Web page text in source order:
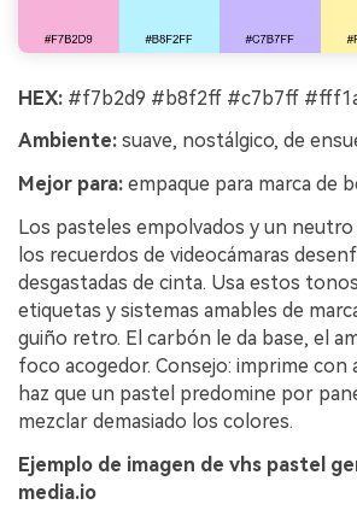
HEX: #f7b2d9 #b8f2ff #c7b7ff
Ambiente: suave, nostálgico, de
Mejor para: empaque para marca de
Los pasteles empolvados y un
los recuerdos de videocámaras
desgastadas de cinta. Usa estos
etiquetas y sistemas amables de
guiño retro. El carbón le da base, el
foco acogedor. Consejo: imprime con
haz que un pastel predomine por
mezclar demasiado los colores.
Ejemplo de imagen de vhs pastel
media.io